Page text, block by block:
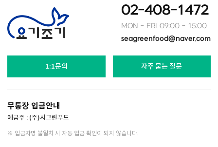
02-408-1472
MON - FRI 09:00 - 15:00
seagreenfood@naver.com
1:1문의 자주 묻는 질문
무통장 입금안내
예금주 : (주)시그린푸드
※ 입금자명 불일치 시 자동 입금 확인이 되지 않습니다.